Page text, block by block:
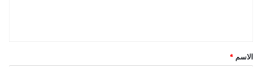
*
الاسم *